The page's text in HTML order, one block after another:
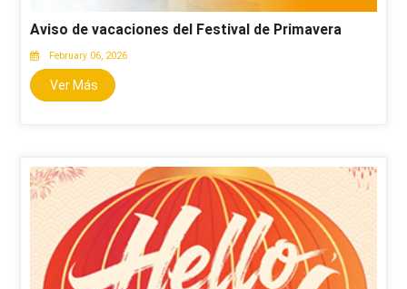
Aviso de vacaciones del Festival de Primavera
February 06, 2026
Ver Más